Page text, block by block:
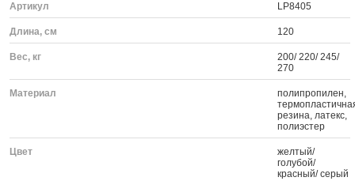
Артикул LP8405
Длина, см 120
Вес, кг
200/ 220/ 245/
270
Материал
полипропилен,
резина, латекс,
полиэстер
Цвет
желтый/
голубой/
красный/ серый